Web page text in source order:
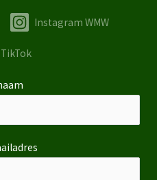
Instagram WMW
TikTok